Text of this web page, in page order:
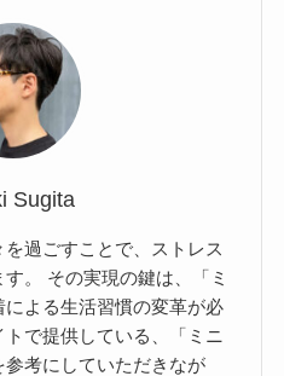
Sugita
過ごすことで、ストレス
。 その実現の鍵は、「ミ
よる生活習慣の変革が必
で提供している、「ミニ
考にしていただきなが